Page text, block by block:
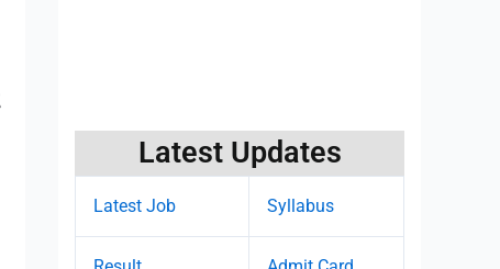
Latest Updates
Latest Job Syllabus